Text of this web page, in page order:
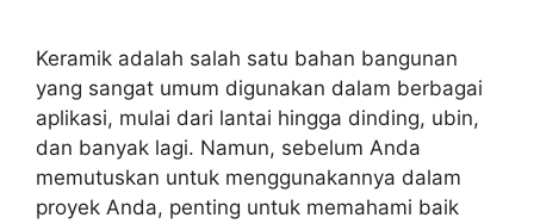
Keramik adalah salah satu bahan bangunan
yang sangat umum digunakan dalam berbagai
aplikasi, mulai dari lantai hingga dinding, ubin,
dan banyak lagi. Namun, sebelum Anda
memutuskan untuk menggunakannya dalam
proyek Anda, penting untuk memahami baik